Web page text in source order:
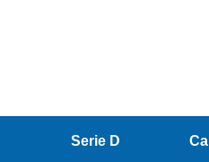
Serie D